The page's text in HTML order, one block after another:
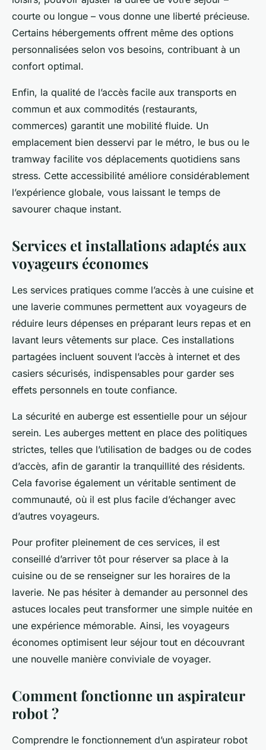
courte ou longue – vous donne une liberté précieuse.
Certains hébergements offrent même des options
personnalisées selon vos besoins, contribuant à un
confort optimal.
Enfin, la qualité de l’accès facile aux transports en
commun et aux commodités (restaurants,
commerces) garantit une mobilité fluide. Un
emplacement bien desservi par le métro, le bus ou le
tramway facilite vos déplacements quotidiens sans
stress. Cette accessibilité améliore considérablement
l’expérience globale, vous laissant le temps de
savourer chaque instant.
Services et installations adaptés aux
voyageurs économes
Les services pratiques comme l’accès à une cuisine et
une laverie communes permettent aux voyageurs de
réduire leurs dépenses en préparant leurs repas et en
lavant leurs vêtements sur place. Ces installations
partagées incluent souvent l’accès à internet et des
casiers sécurisés, indispensables pour garder ses
effets personnels en toute confiance.
La sécurité en auberge est essentielle pour un séjour
serein. Les auberges mettent en place des politiques
strictes, telles que l’utilisation de badges ou de codes
d’accès, afin de garantir la tranquillité des résidents.
Cela favorise également un véritable sentiment de
communauté, où il est plus facile d’échanger avec
d’autres voyageurs.
Pour profiter pleinement de ces services, il est
conseillé d’arriver tôt pour réserver sa place à la
cuisine ou de se renseigner sur les horaires de la
laverie. Ne pas hésiter à demander au personnel des
astuces locales peut transformer une simple nuitée en
une expérience mémorable. Ainsi, les voyageurs
économes optimisent leur séjour tout en découvrant
une nouvelle manière conviviale de voyager.
Comment fonctionne un aspirateur
robot ?
Comprendre le fonctionnement d’un aspirateur robot